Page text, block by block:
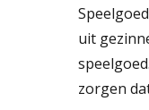
uit
zorgen